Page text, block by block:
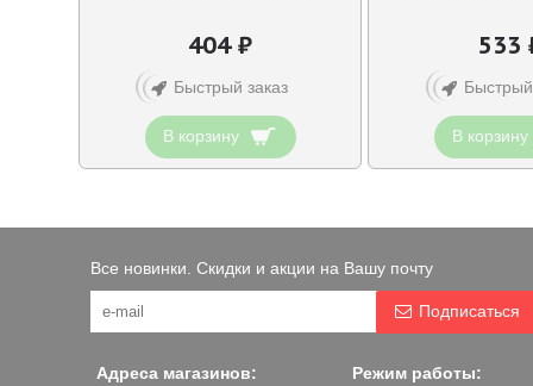
404 ₽
Быстрый заказ
В корзину
533
Быстрый
В корзину
Все новинки. Скидки и акции на Вашу почту
Подписаться
Адреса магазинов:
Режим работы: